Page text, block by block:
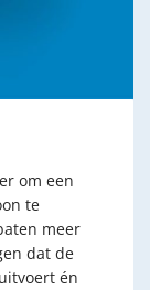
om een
te
meer
dat de
én